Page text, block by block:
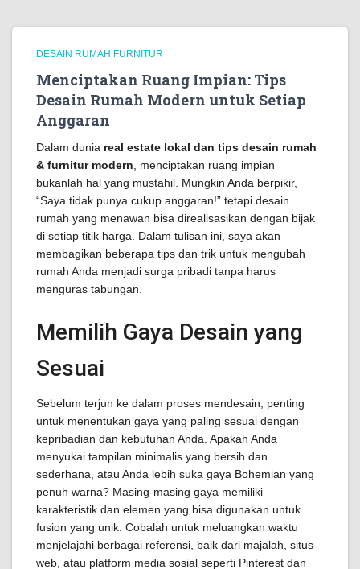
DESAIN RUMAH FURNITUR
Menciptakan Ruang Impian: Tips
Desain Rumah Modern untuk Setiap
Anggaran
Dalam dunia real estate lokal dan tips desain rumah
& furnitur modern , menciptakan ruang impian
bukanlah hal yang mustahil. Mungkin Anda berpikir,
“Saya tidak punya cukup anggaran!” tetapi desain
rumah yang menawan bisa direalisasikan dengan bijak
di setiap titik harga. Dalam tulisan ini, saya akan
membagikan beberapa tips dan trik untuk mengubah
rumah Anda menjadi surga pribadi tanpa harus
menguras tabungan.
Memilih Gaya Desain yang
Sesuai
Sebelum terjun ke dalam proses mendesain, penting
untuk menentukan gaya yang paling sesuai dengan
kepribadian dan kebutuhan Anda. Apakah Anda
menyukai tampilan minimalis yang bersih dan
sederhana, atau Anda lebih suka gaya Bohemian yang
penuh warna? Masing-masing gaya memiliki
karakteristik dan elemen yang bisa digunakan untuk
fusion yang unik. Cobalah untuk meluangkan waktu
menjelajahi berbagai referensi, baik dari majalah, situs
web, atau platform media sosial seperti Pinterest dan